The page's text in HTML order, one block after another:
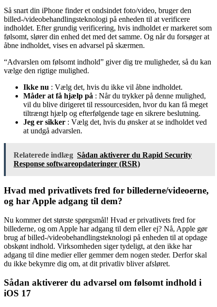
Så snart din iPhone finder et ondsindet foto/video, bruger den
billed-/videobehandlingsteknologi på enheden til at verificere
indholdet. Efter grundig verificering, hvis indholdet er markeret som
følsomt, slører din enhed det med det samme. Og når du forsøger at
åbne indholdet, vises en advarsel på skærmen.
“Advarslen om følsomt indhold” giver dig tre muligheder, så du kan
vælge den rigtige mulighed.
Ikke nu : Vælg det, hvis du ikke vil åbne indholdet.
Måder at få hjælp på : Når du trykker på denne mulighed,
vil du blive dirigeret til ressourcesiden, hvor du kan få meget
tiltrængt hjælp og efterfølgende tage en sikrere beslutning.
Jeg er sikker : Vælg det, hvis du ønsker at se indholdet ved
at undgå advarslen.
Relaterede indlæg Sådan aktiverer du Rapid Security
Response softwareopdateringer (RSR)
Hvad med privatlivets fred for billederne/videoerne,
og har Apple adgang til dem?
Nu kommer det største spørgsmål! Hvad er privatlivets fred for
billederne, og om Apple har adgang til dem eller ej? Nå, Apple gør
brug af billed-/videobehandlingsteknologi på enheden til at opdage
obskønt indhold. Virksomheden siger tydeligt, at den ikke har
adgang til dine medier eller gemmer dem nogen steder. Derfor skal
du ikke bekymre dig om, at dit privatliv bliver afsløret.
Sådan aktiverer du advarsel om følsomt indhold i
iOS 17